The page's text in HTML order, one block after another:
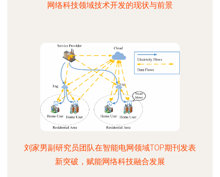
网络科技领域技术开发的现状与前景
刘家男副研究员团队在智能电网领域TOP期刊发表
新突破，赋能网络科技融合发展